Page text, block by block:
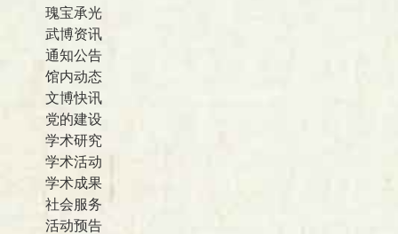
瑰宝承光
武博资讯
通知公告
馆内动态
文博快讯
党的建设
学术研究
学术活动
学术成果
社会服务
活动预告